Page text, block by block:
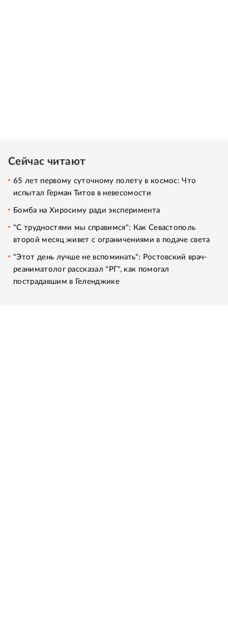
Сейчас читают
65 лет первому суточному полету в космос: Что
испытал Герман Титов в невесомости
Бомба на Хиросиму ради эксперимента
"С трудностями мы справимся": Как Севастополь
второй месяц живет с ограничениями в подаче света
"Этот день лучше не вспоминать": Ростовский врач-
реаниматолог рассказал "РГ", как помогал
пострадавшим в Геленджике